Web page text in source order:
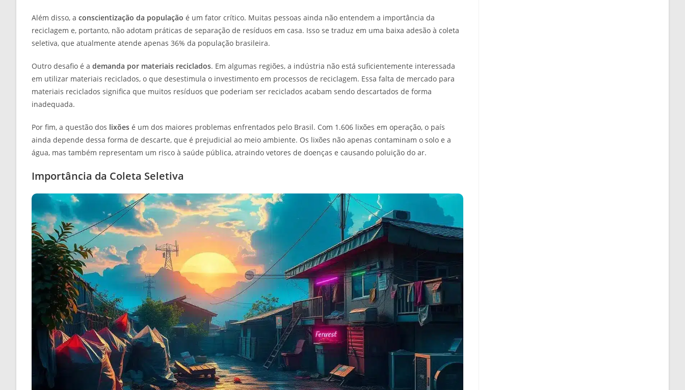
Além disso, a conscientização da população é um fator crítico. Muitas pessoas ainda não entendem a importância da
reciclagem e, portanto, não adotam práticas de separação de resíduos em casa. Isso se traduz em uma baixa adesão à coleta
seletiva, que atualmente atende apenas 36% da população brasileira.
Outro desafio é a demanda por materiais reciclados. Em algumas regiões, a indústria não está suficientemente interessada
em utilizar materiais reciclados, o que desestimula o investimento em processos de reciclagem. Essa falta de mercado para
materiais reciclados significa que muitos resíduos que poderiam ser reciclados acabam sendo descartados de forma
inadequada.
Por fim, a questão dos lixões é um dos maiores problemas enfrentados pelo Brasil. Com 1.606 lixões em operação, o país
ainda depende dessa forma de descarte, que é prejudicial ao meio ambiente. Os lixões não apenas contaminam o solo e a
água, mas também representam um risco à saúde pública, atraindo vetores de doenças e causando poluição do ar.
Importância da Coleta Seletiva